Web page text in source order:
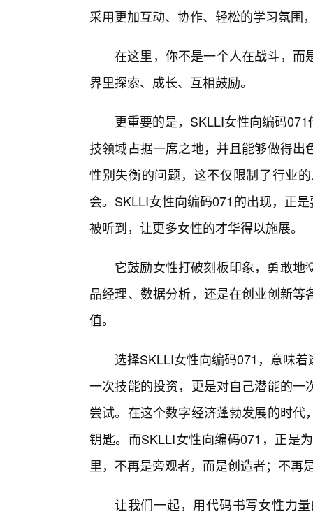
采用更加互动、协作、轻松的学习氛围
在这里，你不是一个人在战斗，而
界里探索、成长、互相鼓励。
更重要的是，SKLLI女性向编码
技领域占据一席之地，并且能够做得
性别失衡的问题，这不仅限制了行业
会。SKLLI女性向编码071的出现，正
被听到，让更多女性的才华得以施展。
它鼓励女性打破刻板印象，勇敢
品经理、数据分析，还是在创业创新
值。
选择SKLLI女性向编码071，意味
一次技能的投资，更是对自己潜能的
尝试。在这个数字经济蓬勃发展的时
钥匙。而SKLLI女性向编码071，正是
里，不再是旁观者，而是创造者；不再
让我们一起，用代码书写女性力